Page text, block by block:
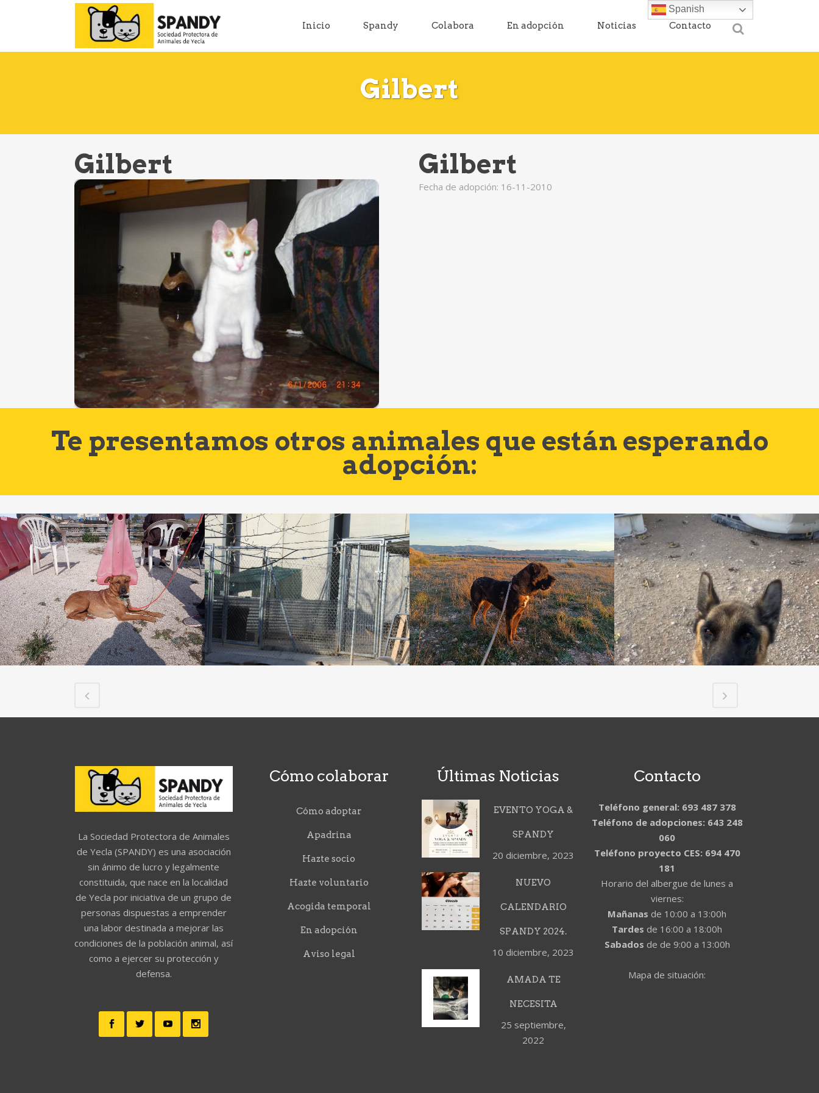
Inicio Spandy Colabora En adopción Noticias Contacto
Gilbert
Gilbert Gilbert
Fecha de adopción: 16-11-2010
Te presentamos otros animales que están esperando
adopción:
La Sociedad Protectora de Animales
de Yecla (SPANDY) es una asociación
sin ánimo de lucro y legalmente
constituida, que nace en la localidad
de Yecla por iniciativa de un grupo de
personas dispuestas a emprender
una labor destinada a mejorar las
condiciones de la población animal, así
como a ejercer su protección y
defensa.
Cómo colaborar
Cómo adoptar
Apadrina
Hazte socio
Hazte voluntario
Acogida temporal
En adopción
Aviso legal
Últimas Noticias
EVENTO YOGA &
SPANDY
20 diciembre, 2023
NUEVO
CALENDARIO
SPANDY 2024.
10 diciembre, 2023
AMADA TE
NECESITA
25 septiembre,
2022
Contacto
Teléfono general: 693 487 378
Teléfono de adopciones: 643 248
060
Teléfono proyecto CES: 694 470
181
Horario del albergue de lunes a
viernes:
Mañanas de 10:00 a 13:00h
Tardes de 16:00 a 18:00h
Sabados de de 9:00 a 13:00h
Mapa de situación:
Spanish